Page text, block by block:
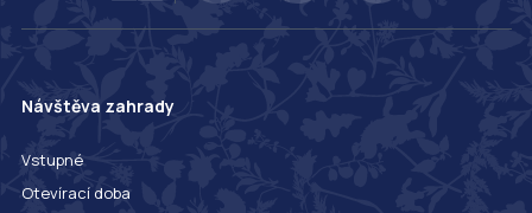
Návštěva zahrady
Vstupné
Otevírací doba